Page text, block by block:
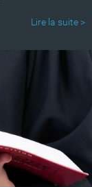
Lire la suite >